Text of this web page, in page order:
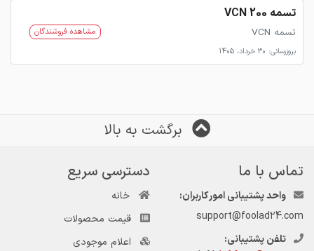
تسمه VCN 200
تسمه VCN
بروزرسانی: 30 خرداد، 1405
مشاهده فروشندگان
برگشت به بالا
تماس با ما
واحد پشتیبانی امور کاربران:
support@foolad24.com
تلفن پشتیبانی:
دسترسی سریع
خانه
قیمت محصولات
اعلام موجودی